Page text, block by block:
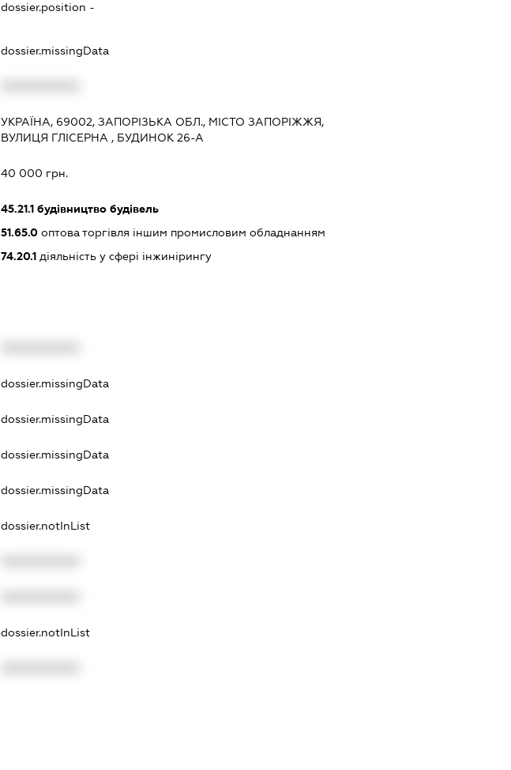
dossier.position -
dossier.missingData
УКРАЇНА, 69002, ЗАПОРІЗЬКА ОБЛ., МІСТО ЗАПОРІЖЖЯ,
ВУЛИЦЯ ГЛІСЕРНА , БУДИНОК 26-А
40 000 грн.
45.21.1будівництво будівель
51.65.0оптова торгівля іншим промисловим обладнанням
74.20.1діяльність у сфері інжинірингу
dossier.missingData
dossier.missingData
dossier.missingData
dossier.missingData
dossier.notInList
dossier.notInList